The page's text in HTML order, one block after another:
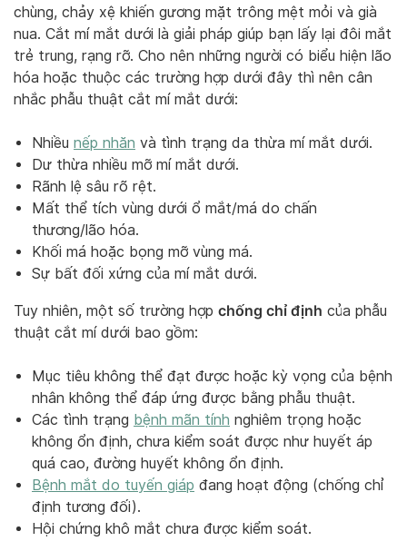
chùng, chảy xệ khiến gương mặt trông mệt mỏi và già
nua. Cắt mí mắt dưới là giải pháp giúp bạn lấy lại đôi mắt
trẻ trung, rạng rỡ. Cho nên những người có biểu hiện lão
hóa hoặc thuộc các trường hợp dưới đây thì nên cân
nhắc phẫu thuật cắt mí mắt dưới:
Nhiều nếp nhăn và tình trạng da thừa mí mắt dưới.
Dư thừa nhiều mỡ mí mắt dưới.
Rãnh lệ sâu rõ rệt.
Mất thể tích vùng dưới ổ mắt/má do chấn
thương/lão hóa.
Khối má hoặc bọng mỡ vùng má.
Sự bất đối xứng của mí mắt dưới.
Tuy nhiên, một số trường hợp chống chỉ định của phẫu
thuật cắt mí dưới bao gồm:
Mục tiêu không thể đạt được hoặc kỳ vọng của bệnh
nhân không thể đáp ứng được bằng phẫu thuật.
Các tình trạng bệnh mãn tính nghiêm trọng hoặc
không ổn định, chưa kiểm soát được như huyết áp
quá cao, đường huyết không ổn định.
Bệnh mắt do tuyến giáp đang hoạt động (chống chỉ
định tương đối).
Hội chứng khô mắt chưa được kiểm soát.